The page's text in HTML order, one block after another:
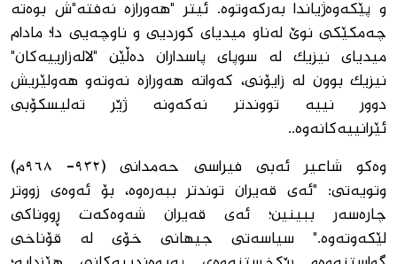
و پێکەوەژیاندا بەرکەوتوە. ئیتر "هەورازە نەفتە"ش بوەتە
چەمکێکی نوێ لەناو میدیای کوردیی و ناوچەیی دا؛ مادام
میدیای نیزیک لە سوپای پاسداران دەڵێن "لالەزارییەکان"
نیزیک بوون لە زایۆنی، کەواتە هەورازە نەوتەو هەولێریش
دوور نییە تووندتر نەکەونە ژێر تەلیسکۆبی
ئێرانییەکانەوە..
وەکو شاعیر ئەبی فیراسی حەمدانی (٩٣٢- ٩٦٨م)
وتویەتی: "ئەی قەیران توندتر ببەرەوە، بۆ ئەوەی زووتر
چارەسەر ببینین؛ ئەی قەیران شەوەکەت ڕووناکی
لێکەوتەوە." سیاسەتی جیهانی خۆی لە قۆناخی